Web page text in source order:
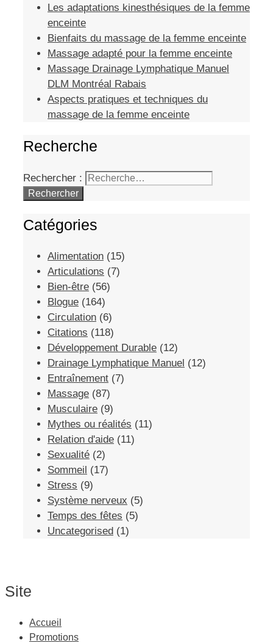
Les adaptations kinesthésiques de la femme
enceinte
Bienfaits du massage de la femme enceinte
Massage adapté pour la femme enceinte
Massage Drainage Lymphatique Manuel
DLM Montréal Rabais
Aspects pratiques et techniques du
massage de la femme enceinte
Recherche
Rechercher :
Catégories
Alimentation (15)
Articulations (7)
Bien-être (56)
Blogue (164)
Circulation (6)
Citations (118)
Développement Durable (12)
Drainage Lymphatique Manuel (12)
Entraînement (7)
Massage (87)
Musculaire (9)
Mythes ou réalités (11)
Relation d'aide (11)
Sexualité (2)
Sommeil (17)
Stress (9)
Système nerveux (5)
Temps des fêtes (5)
Uncategorised (1)
Site
Accueil
Promotions